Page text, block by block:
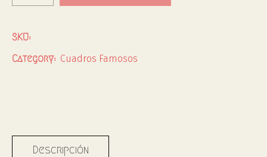
SKU:
Category: Cuadros Famosos
Descripción